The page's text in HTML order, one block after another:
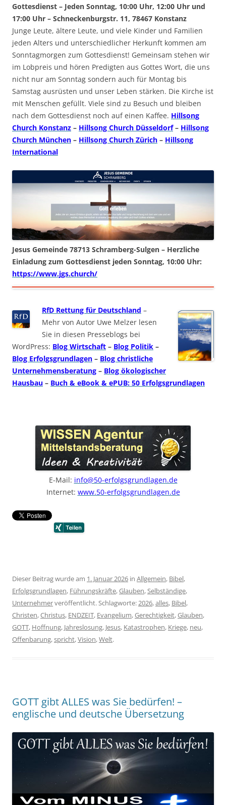
Gottesdienst – Jeden Sonntag, 10:00 Uhr, 12:00 Uhr und
17:00 Uhr – Schneckenburgstr. 11, 78467 Konstanz
Junge Leute, ältere Leute, und viele Kinder und Familien
jeden Alters und unterschiedlicher Herkunft kommen am
Sonntagmorgen zum Gottesdienst! Gemeinsam stehen wir
im Lobpreis und hören Predigten aus Gottes Wort, die uns
nicht nur am Sonntag sondern auch für Montag bis
Samstag ausrüsten und unser Leben stärken. Die Kirche ist
mit Menschen gefüllt. Viele sind zu Besuch und bleiben
nach dem Gottesdienst noch auf einen Kaffee. Hillsong
Church Konstanz – Hillsong Church Düsseldorf– Hillsong
Church München – Hillsong Church Zürich – Hillsong
International
Jesus Gemeinde 78713 Schramberg-Sulgen – Herzliche
Einladung zum Gottesdienst jeden Sonntag, 10:00 Uhr:
https://www.jgs.church/
RfD Rettung für Deutschland –
Mehr von Autor Uwe Melzer lesen
Sie in diesen Presseblogs bei
WordPress: Blog Wirtschaft – Blog Politik –
Blog Erfolgsgrundlagen – Blog christliche
Unternehmensberatung – Blog ökologischer
Hausbau – Buch & eBook & ePUB: 50 Erfolgsgrundlagen
E-Mail: info@50-erfolgsgrundlagen.de
Internet: www.50-erfolgsgrundlagen.de
Dieser Beitrag wurde am 1. Januar 2026 in Allgemein, Bibel,
Erfolgsgrundlagen, Führungskräfte,Glauben,Selbständige,
Unternehmerveröffentlicht. Schlagworte:2026,alles, Bibel,
Christen,Christus, ENDZEIT, Evangelium,Gerechtigkeit,Glauben,
GOTT, Hoffnung, Jahreslosung, Jesus, Katastrophen, Kriege, neu,
Offenbarung,spricht,Vision,Welt.
GOTT gibt ALLES was Sie bedürfen! –
englische und deutsche Übersetzung